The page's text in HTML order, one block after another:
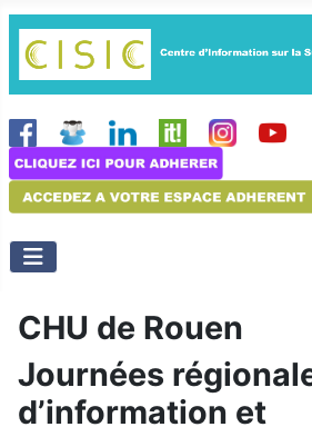
CHU de Rouen
Journées
d’information et